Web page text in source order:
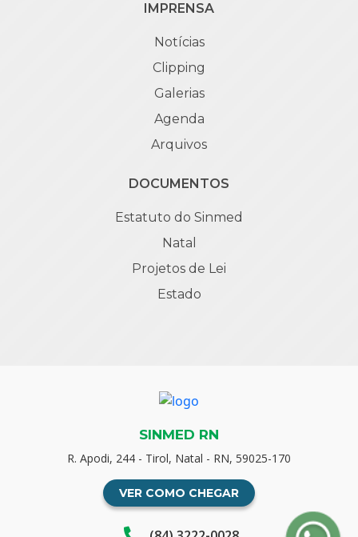
IMPRENSA
Notícias
Clipping
Galerias
Agenda
Arquivos
DOCUMENTOS
Estatuto do Sinmed
Natal
Projetos de Lei
Estado
SINMED RN
R. Apodi, 244 - Tirol, Natal - RN, 59025-170
VER COMO CHEGAR